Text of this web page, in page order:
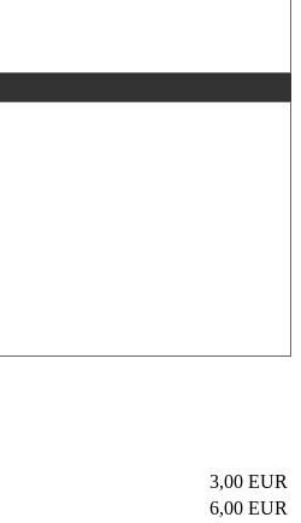
3,00 EUR
6,00 EUR